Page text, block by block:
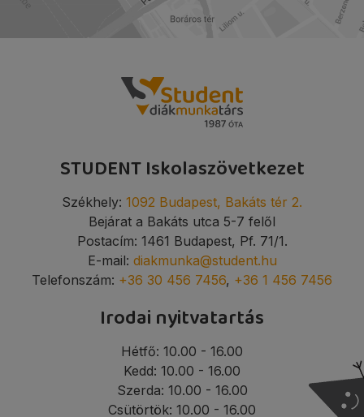
STUDENT Iskolaszövetkezet
Székhely: 1092 Budapest, Bakáts tér 2.
Bejárat a Bakáts utca 5-7 felől
Postacím: 1461 Budapest, Pf. 71/1.
E-mail: diakmunka@student.hu
Telefonszám: +36 30 456 7456, +36 1 456 7456
Irodai nyitvatartás
Hétfő: 10.00 - 16.00
Kedd: 10.00 - 16.00
Szerda: 10.00 - 16.00
Csütörtök: 10.00 - 16.00